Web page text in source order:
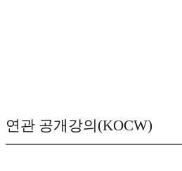
연관 공개강의(KOCW)